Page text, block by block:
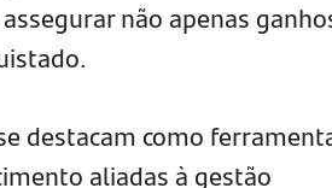
não apenas
destacam como
aliadas à gestão